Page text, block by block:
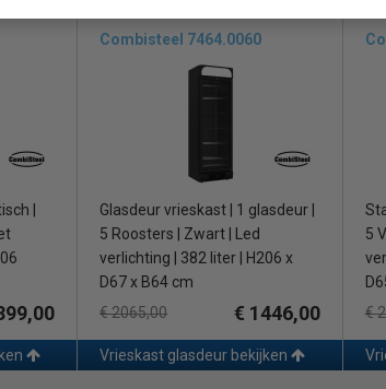
+16°C tot +43°C
|
Combisteel 7464.0060
Glasdeur vrieskast | 1 glasdeur |
5 Roosters | Zwart | Led
verlichting | 382 liter | H206 x
D67 x B64 cm
€ 2065,00
€ 1446,00
Vrieskast glasdeur bekijken
5
€